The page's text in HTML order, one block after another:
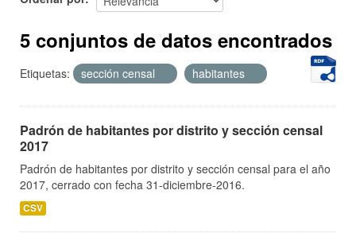
Acerca de
5 conjuntos de datos encontrados
Etiquetas: sección censal habitantes
Padrón de habitantes por distrito y sección censal
2017
Padrón de habitantes por distrito y sección censal para el año
2017, cerrado con fecha 31-diciembre-2016.
CSV